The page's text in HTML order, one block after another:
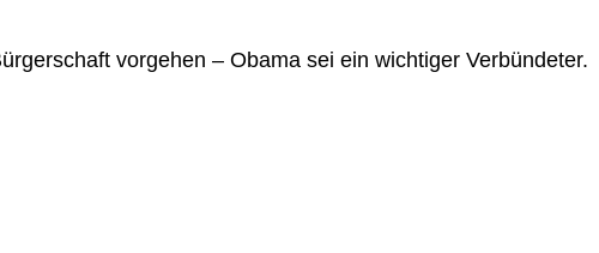
vorgehen – Obama sei ein wichtiger Verbündeter.